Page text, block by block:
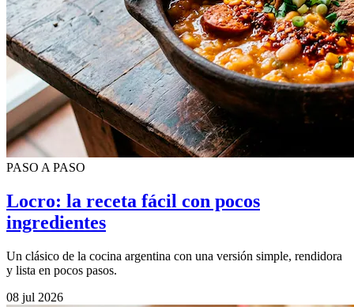
PASO A PASO
Locro: la receta fácil con pocos
ingredientes
Un clásico de la cocina argentina con una versión simple, rendidora
y lista en pocos pasos.
08 jul 2026